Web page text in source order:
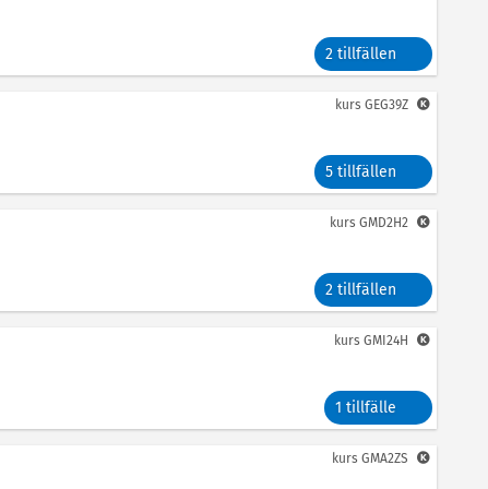
2 tillfällen
5 tillfällen
kurs GEG39Z
2 tillfällen
kurs GMD2H2
1 tillfälle
kurs GMI24H
kurs GMA2ZS